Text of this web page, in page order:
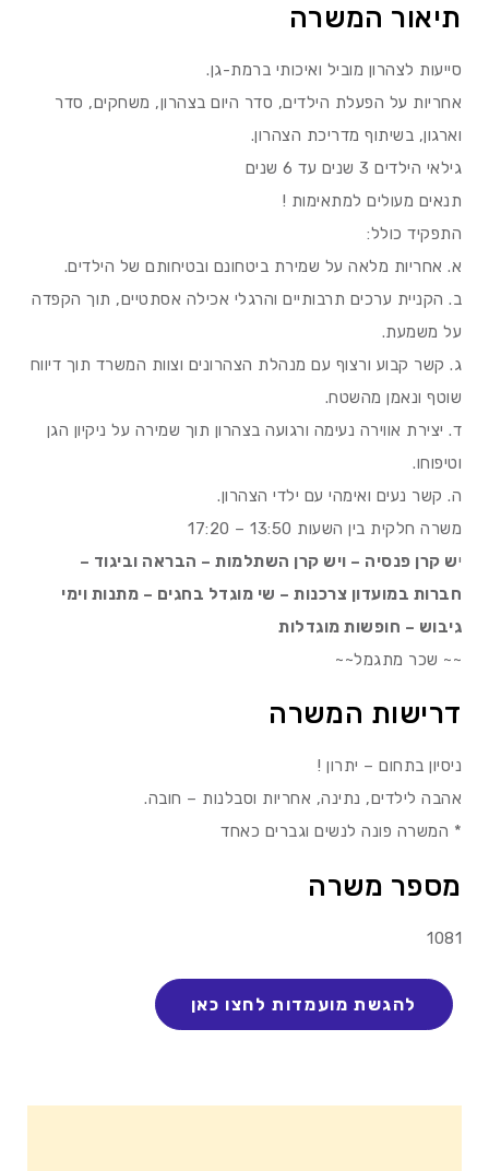
תיאור המשרה
סייעות לצהרון מוביל ואיכותי ברמת-גן.
אחריות על הפעלת הילדים, סדר היום בצהרון, משחקים, סדר
וארגון, בשיתוף מדריכת הצהרון.
גילאי הילדים 3 שנים עד 6 שנים
תנאים מעולים למתאימות !
התפקיד כולל:
א. אחריות מלאה על שמירת ביטחונם ובטיחותם של הילדים.
ב. הקניית ערכים תרבותיים והרגלי אכילה אסתטיים, תוך הקפדה
על משמעת.
ג. קשר קבוע ורצוף עם מנהלת הצהרונים וצוות המשרד תוך דיווח
שוטף ונאמן מהשטח.
ד. יצירת אווירה נעימה ורגועה בצהרון תוך שמירה על ניקיון הגן
וטיפוחו.
ה. קשר נעים ואימהי עם ילדי הצהרון.
משרה חלקית בין השעות 13:50 – 17:20
יש קרן פנסיה – ויש קרן השתלמות – הבראה וביגוד –
חברות במועדון צרכנות – שי מוגדל בחגים – מתנות וימי
גיבוש – חופשות מוגדלות
~~ שכר מתגמל~~
דרישות המשרה
ניסיון בתחום – יתרון !
אהבה לילדים, נתינה, אחריות וסבלנות – חובה.
* המשרה פונה לנשים וגברים כאחד
מספר משרה
1081